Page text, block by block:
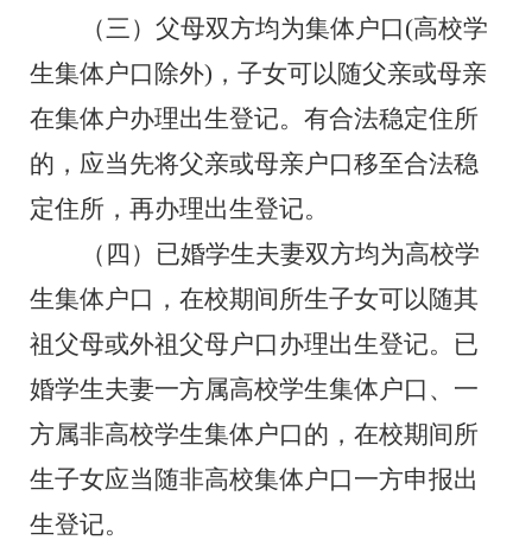
（三） 父母双方均为集体户口(高校学
生集体户口除外)，子女可以随父亲或母亲
在集体户办理出生登记。有合法稳定住所
的，应当先将父亲或母亲户口移至合法稳
定住所，再办理出生登记。
（四） 已婚学生夫妻双方均为高校学
生集体户口，在校期间所生子女可以随其
祖父母或外祖父母户口办理出生登记。已
婚学生夫妻一方属高校学生集体户口、一
方属非高校学生集体户口的，在校期间所
生子女应当随非高校集体户口一方申报出
生登记。